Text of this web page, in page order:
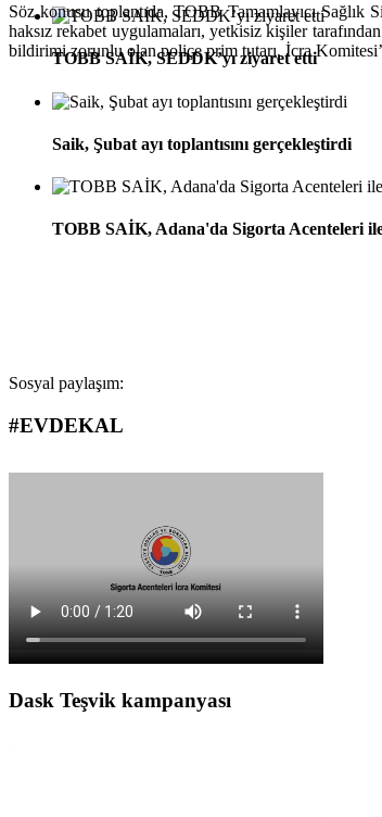
TOBB SAİK, SEDDK’yı ziyaret etti
Saik, Şubat ayı toplantısını gerçekleştirdi
TOBB SAİK, Adana'da Sigorta Acenteleri
Söz konusu toplantıda,TOBB Tamamlayıcı Sağlık
haksız rekabet uygulamaları, yetkisiz kişiler
bildirimi zorunlu olan poliçe prim tutarı, İcra
Sosyal paylaşım:
#EVDEKAL
Dask Teşvik kampanyası